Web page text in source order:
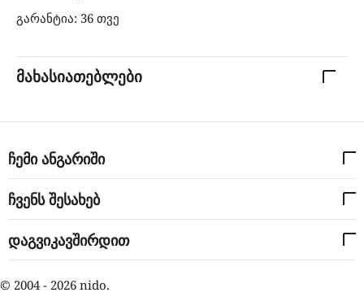
გარანტია: 36 თვე
მახასიათებლები
ჩემი ანგარიში
ჩვენს შესახებ
დაგვიკავშირდით
© 2004 - 2026 nido.